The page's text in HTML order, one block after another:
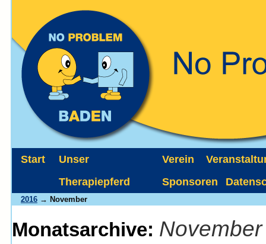
Start
Unser
Therapiepferd
Verein
Sponsoren
2016 → November
Monatsarchive: